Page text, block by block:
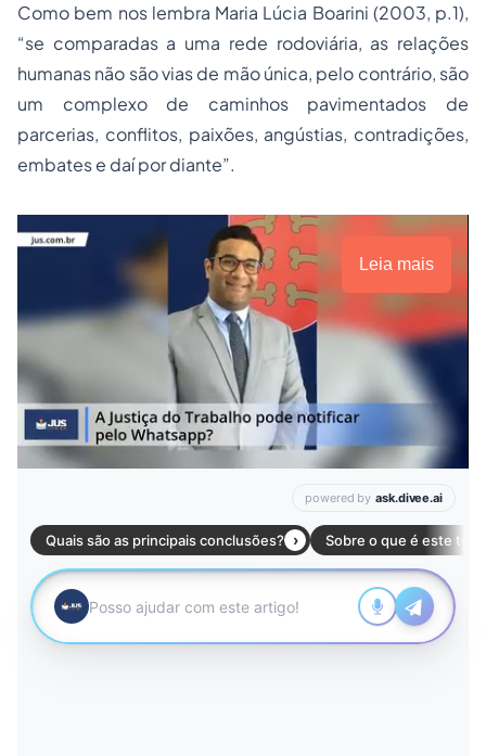
Como bem nos lembra Maria Lúcia Boarini (2003, p.1),
“se comparadas a uma rede rodoviária, as relações
humanas não são vias de mão única, pelo contrário, são
um complexo de caminhos pavimentados de
parcerias, conflitos, paixões, angústias, contradições,
embates e daí por diante”.
Leia mais